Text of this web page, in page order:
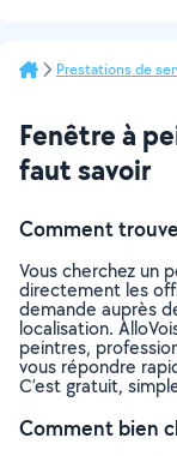
Prestations de
Fenêtre à
faut savoir
Comment
Vous cherchez un
directement les
demande auprès
localisation.
peintres,
vous répondre
C’est gratuit,
Comment bien